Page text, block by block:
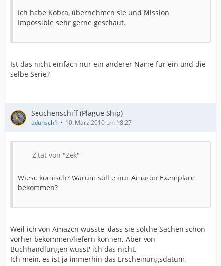
Ich habe Kobra, übernehmen sie und Mission
Impossible sehr gerne geschaut.
Ist das nicht einfach nur ein anderer Name für ein und die
selbe Serie?
Seuchenschiff (Plague Ship)
adunsch1 10. März 2010 um 18:27
Zitat von "Zek"
Wieso komisch? Warum sollte nur Amazon Exemplare
bekommen?
Weil ich von Amazon wusste, dass sie solche Sachen schon
vorher bekommen/liefern können. Aber von
Buchhandlungen wusst' ich das nicht.
Ich mein, es ist ja immerhin das Erscheinungsdatum.